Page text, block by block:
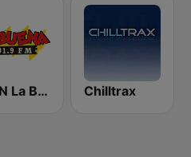
KLBN La Buena 101.9 FM Chilltrax